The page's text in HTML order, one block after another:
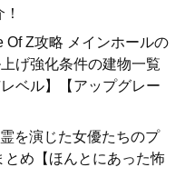
Of Z攻略 メインホールの
げ強化条件の建物一覧
レベル】【アップグレー
を演じた女優たちのプ
とめ【ほんとにあった怖